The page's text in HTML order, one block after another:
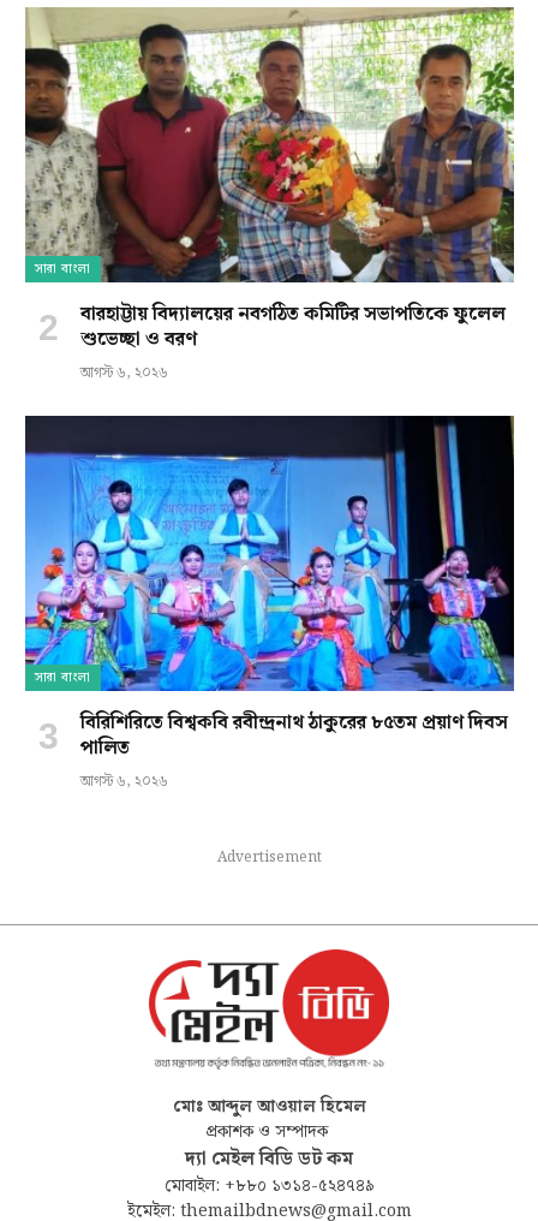
সারা বাংলা
বারহাট্টায় বিদ্যালয়ের নবগঠিত কমিটির সভাপতিকে ফুলেল
শুভেচ্ছা ও বরণ
আগস্ট ৬, ২০২৬
সারা বাংলা
বিরিশিরিতে বিশ্বকবি রবীন্দ্রনাথ ঠাকুরের ৮৫তম প্রয়াণ দিবস
পালিত
আগস্ট ৬, ২০২৬
Advertisement
মোঃ আব্দুল আওয়াল হিমেল
প্রকাশক ও সম্পাদক
দ্যা মেইল বিডি ডট কম
মোবাইল: +৮৮০ ১৩১৪-৫২৪৭৪৯
ইমেইল: themailbdnews@gmail.com